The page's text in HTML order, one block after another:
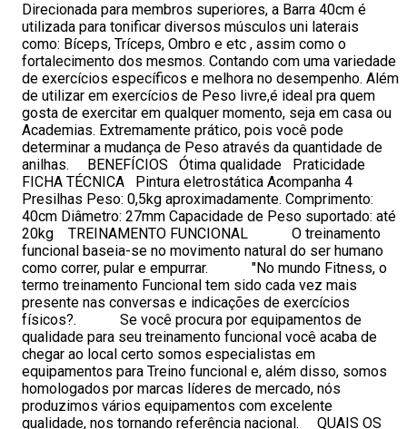
Direcionada para membros superiores, a Barra 40cm é
utilizada para tonificar diversos músculos uni laterais
como: Bíceps, Tríceps, Ombro e etc , assim como o
fortalecimento dos mesmos. Contando com uma variedade
de exercícios específicos e melhora no desempenho. Além
de utilizar em exercícios de Peso livre,é ideal pra quem
gosta de exercitar em qualquer momento, seja em casa ou
Academias. Extremamente prático, pois você pode
determinar a mudança de Peso através da quantidade de
anilhas. BENEFÍCIOS Ótima qualidade Praticidade
FICHA TÉCNICA Pintura eletrostática Acompanha 4
Presilhas Peso: 0,5kg aproximadamente. Comprimento:
40cm Diâmetro: 27mm Capacidade de Peso suportado: até
20kg TREINAMENTO FUNCIONAL O treinamento
funcional baseia-se no movimento natural do ser humano
como correr, pular e empurrar. "No mundo Fitness, o
termo treinamento Funcional tem sido cada vez mais
presente nas conversas e indicações de exercícios
físicos?. Se você procura por equipamentos de
qualidade para seu treinamento funcional você acaba de
chegar ao local certo somos especialistas em
equipamentos para Treino funcional e, além disso, somos
homologados por marcas líderes de mercado, nós
produzimos vários equipamentos com excelente
qualidade, nos tornando referência nacional. QUAIS OS